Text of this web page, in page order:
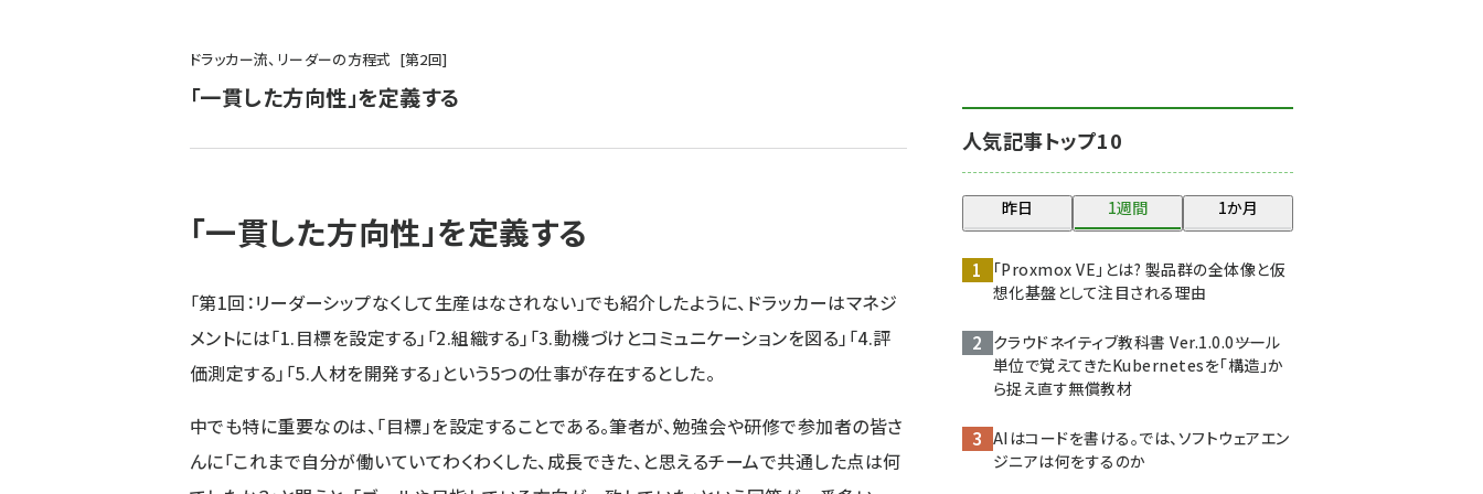
drupal (1940)
genai (1473)
ai crunch (1347)
ン
ず
ドラッカー流、リーダーの方程式 第2回
「一貫した方向性」を定義する
「一貫した方向性」を定義する
「第1回：リーダーシップなくして生産はなされない」でも紹介したように、ドラッカーはマネジ
メントには「1.目標を設定する」「2.組織する」「3.動機づけとコミュニケーションを図る」「4.評
価測定する」「5.人材を開発する」という5つの仕事が存在するとした。
中でも特に重要なのは、「目標」を設定することである。筆者が、勉強会や研修で参加者の皆さ
んに「これまで自分が働いていてわくわくした、成長できた、と思えるチームで共通した点は何
人気記事トップ10
昨日 1週間 1か月
「Proxmox VE」とは? 製品群の全体像と仮
想化基盤として注目される理由
クラウドネイティブ教科書 Ver.1.0.0――ツール
単位で覚えてきたKubernetesを「構造」か
ら捉え直す無償教材
AIはコードを書ける。では、ソフトウェアエン
ジニアは何をするのか